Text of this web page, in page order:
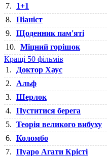
7.
1+1
8. Піаніст
9. Щоденник пам'яті
10. Міцний горішок
Кращі 50 фільмів
1.
Доктор Хаус
2.
Альф
3. Шерлок
4. Пуститися берега
5. Теорія великого вибуху
6. Коломбо
7. Пуаро Агати Крісті